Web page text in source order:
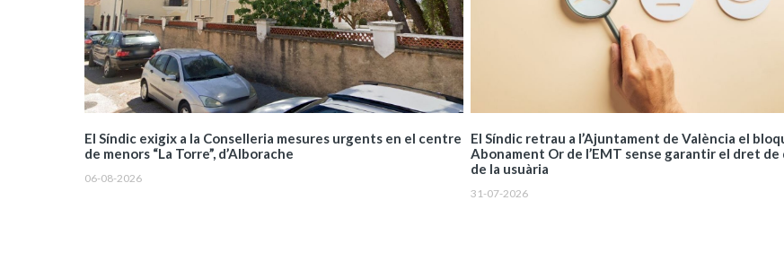
El Síndic exigix a la Conselleria mesures urgents en el centre
de menors “La Torre”, d’Alborache
06-08-2026
El Síndic retrau a l’Ajuntament de València el
Abonament Or de l’EMT sense garantir el dret de
de la usuària
31-07-2026